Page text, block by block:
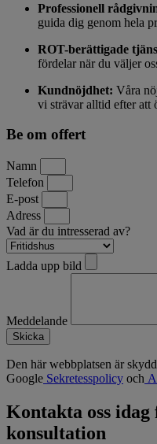
Professionell
guida dig genom hela
ROT-berättigade
fördelar när du väljer
Kundnöjdhet: Våra
vi strävar alltid efter att
Be om offert
Namn
Telefon
E-post
Adress
Vad är du intresserad av?
Ladda upp bild
Meddelande
Skicka
Den här webbplatsen är
Google Sekretesspolicy och
Kontakta oss
konsultation